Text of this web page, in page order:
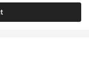
Sternen